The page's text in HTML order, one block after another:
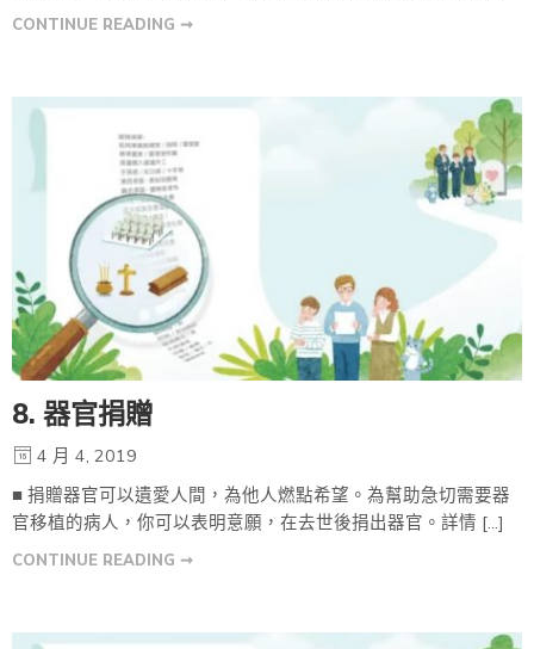
CONTINUE READING ➞
8. 器官捐贈
4 月 4, 2019
■ 捐贈器官可以遺愛人間，為他人燃點希望。為幫助急切需要器
官移植的病人，你可以表明意願，在去世後捐出器官。詳情 […]
CONTINUE READING ➞